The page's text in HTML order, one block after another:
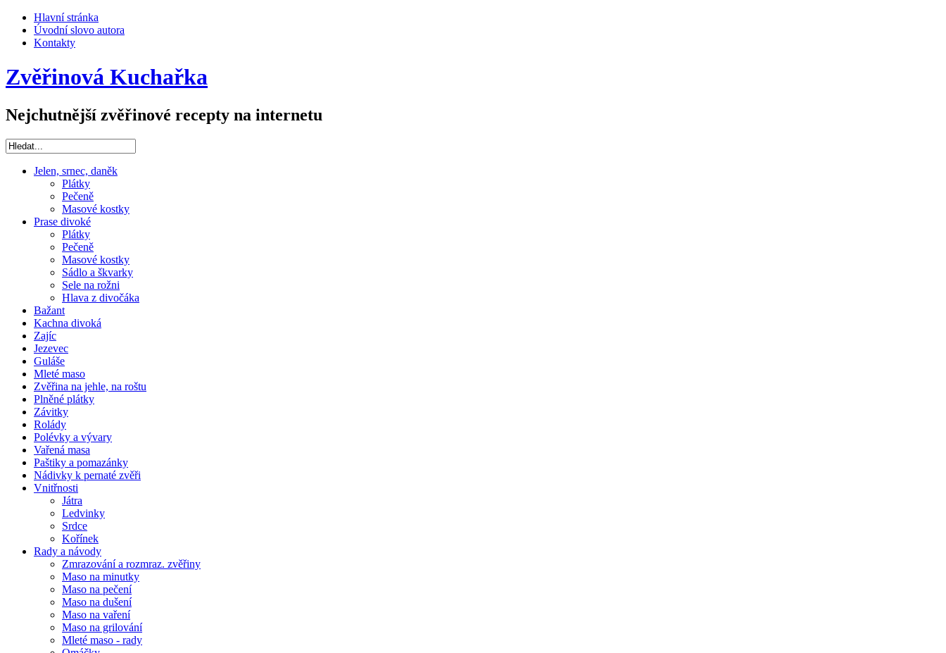
Hlavní stránka
Úvodní slovo autora
Kontakty
Zvěřinová Kuchařka
Nejchutnější zvěřinové recepty na internetu
Jelen, srnec, daněk
Plátky
Pečeně
Masové kostky
Prase divoké
Plátky
Pečeně
Masové kostky
Sádlo a škvarky
Sele na rožni
Hlava z divočáka
Bažant
Kachna divoká
Zajíc
Jezevec
Guláše
Mleté maso
Zvěřina na jehle, na roštu
Plněné plátky
Závitky
Rolády
Polévky a vývary
Vařená masa
Paštiky a pomazánky
Nádivky k pernaté zvěři
Vnitřnosti
Játra
Ledvinky
Srdce
Kořínek
Rady a návody
Zmrazování a rozmraz. zvěřiny
Maso na minutky
Maso na pečení
Maso na dušení
Maso na vaření
Maso na grilování
Mleté maso - rady